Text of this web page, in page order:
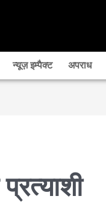
न्यूज़ इम्पैक्ट अपराध